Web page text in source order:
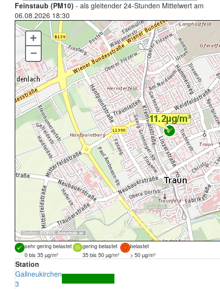
Feinstaub (PM10) - als gleitender 24-Stunden Mittelwert am
06.08.2026 18:30
Quellen: DORIS, basemap.at
+
–
sehr gering belastet gering belastet
belastet
0 bis 35 µg/m³
35 bis 50 µg/m³ > 50 µg/m³
Station
Gallneukirchen
3